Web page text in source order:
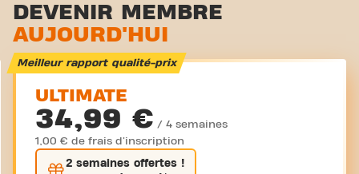
DEVENIR MEMBRE
AUJOURD'HUI
Meilleur rapport qualité-prix
ULTIMATE
34,99 € / 4 semaines
1,00 € de frais d'inscription
2 semaines offertes !